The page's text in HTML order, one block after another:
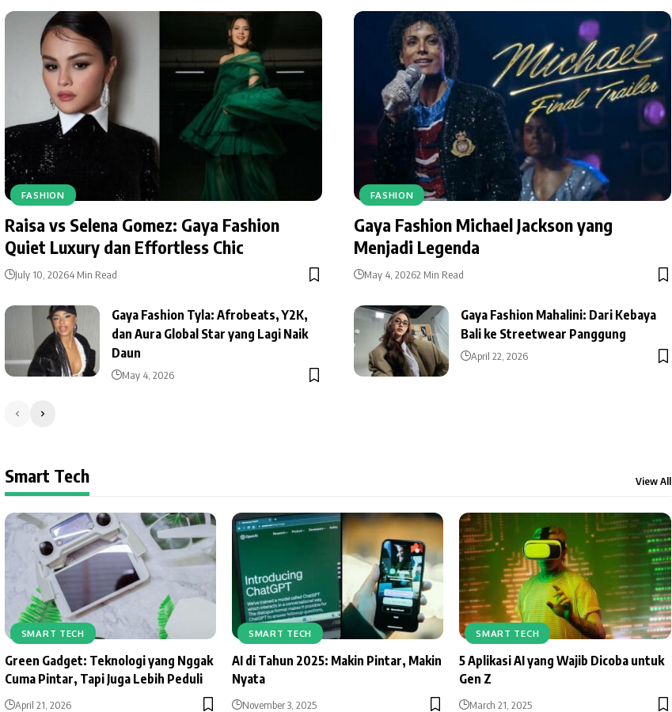
FASHION
Raisa vs Selena Gomez: Gaya Fashion
Quiet Luxury dan Effortless Chic
July 10, 20264 Min Read
FASHION
Gaya Fashion Michael Jackson yang
Menjadi Legenda
May 4, 20262 Min Read
Gaya Fashion Tyla: Afrobeats, Y2K,
dan Aura Global Star yang Lagi Naik
Daun
May 4, 2026
Gaya Fashion Mahalini: Dari Kebaya
Bali ke Streetwear Panggung
April 22, 2026
Smart Tech View All
SMART TECH
Green Gadget: Teknologi yang Nggak
Cuma Pintar, Tapi Juga Lebih Peduli
April 21, 2026
SMART TECH
AI di Tahun 2025: Makin Pintar, Makin
Nyata
November 3, 2025
SMART TECH
5 Aplikasi AI yang Wajib Dicoba untuk
Gen Z
March 21, 2025